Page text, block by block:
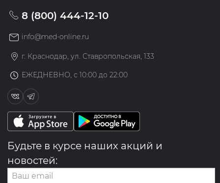
8 (800) 444-12-10
info@med-online.ru
г. Краснодар, ул. Ставропольская, 133
ЕЖЕДНЕВНО, с 10:00 до 22:00
Будьте в курсе наших акций и
новостей: